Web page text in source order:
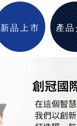
新品上市 產